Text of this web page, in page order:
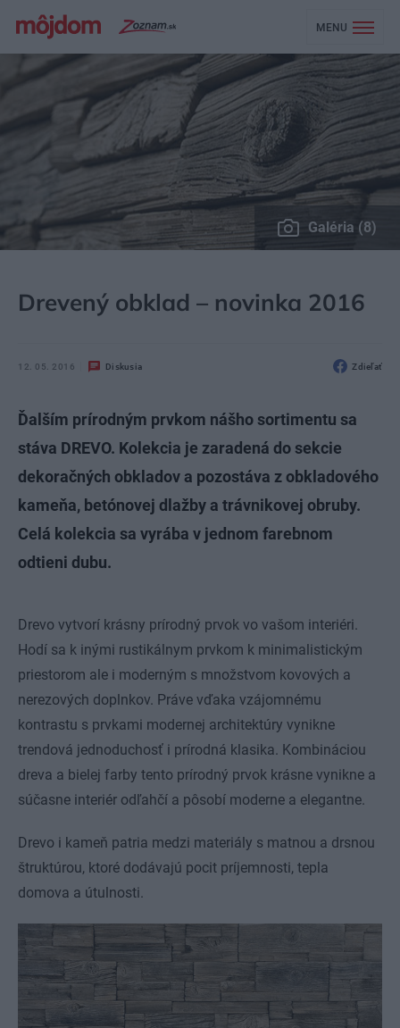
MENU
Galéria (8)
Drevený obklad – novinka 2016
12. 05. 2016 Diskusia Zdieľať
Ďalším prírodným prvkom nášho sortimentu sa
stáva DREVO. Kolekcia je zaradená do sekcie
dekoračných obkladov a pozostáva z obkladového
kameňa, betónovej dlažby a trávnikovej obruby.
Celá kolekcia sa vyrába v jednom farebnom
odtieni dubu.
Drevo vytvorí krásny prírodný prvok vo vašom interiéri.
Hodí sa k inými rustikálnym prvkom k minimalistickým
priestorom ale i moderným s množstvom kovových a
nerezových doplnkov. Práve vďaka vzájomnému
kontrastu s prvkami modernej architektúry vynikne
trendová jednoduchosť i prírodná klasika. Kombináciou
dreva a bielej farby tento prírodný prvok krásne vynikne a
súčasne interiér odľahčí a pôsobí moderne a elegantne.
Drevo i kameň patria medzi materiály s matnou a drsnou
štruktúrou, ktoré dodávajú pocit príjemnosti, tepla
domova a útulnosti.